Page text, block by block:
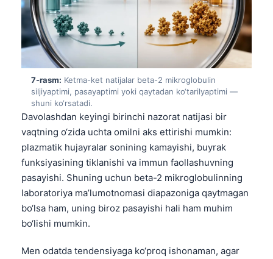
7-rasm: Ketma-ket natijalar beta-2 mikroglobulin
siljiyaptimi, pasayaptimi yoki qaytadan ko‘tarilyaptimi —
shuni ko‘rsatadi.
Davolashdan keyingi birinchi nazorat natijasi bir
vaqtning o‘zida uchta omilni aks ettirishi mumkin:
plazmatik hujayralar sonining kamayishi, buyrak
funksiyasining tiklanishi va immun faollashuvning
pasayishi. Shuning uchun beta-2 mikroglobulinning
laboratoriya ma’lumotnomasi diapazoniga qaytmagan
bo‘lsa ham, uning biroz pasayishi hali ham muhim
bo‘lishi mumkin.
Men odatda tendensiyaga ko‘proq ishonaman, agar
Nederlands
हिन्दी
Bahasa Indonesia
Հայերեն
Íslenska
Српски језик
Svenska
Bosanski
Azərbaycan dili
Eesti
日本語
Čeština
ქართული